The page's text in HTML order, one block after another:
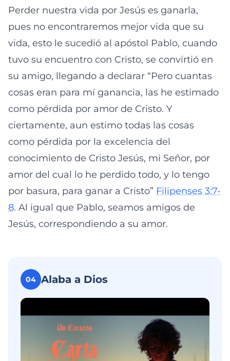
Perder nuestra vida por Jesús es ganarla,
pues no encontraremos mejor vida que su
vida, esto le sucedió al apóstol Pablo, cuando
tuvo su encuentro con Cristo, se convirtió en
su amigo, llegando a declarar “Pero cuantas
cosas eran para mí ganancia, las he estimado
como pérdida por amor de Cristo. Y
ciertamente, aun estimo todas las cosas
como pérdida por la excelencia del
conocimiento de Cristo Jesús, mi Señor, por
amor del cual lo he perdido todo, y lo tengo
por basura, para ganar a Cristo” Filipenses 3:7-
8. Al igual que Pablo, seamos amigos de
Jesús, correspondiendo a su amor.
04 Alaba a Dios